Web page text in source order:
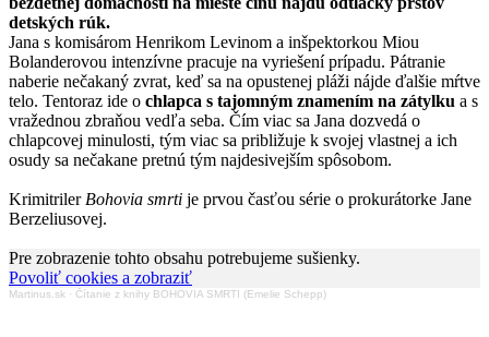
detských rúk.
Jana s komisárom Henrikom Levinom a inšpektorkou Miou
Bolanderovou intenzívne pracuje na vyriešení prípadu. Pátranie
naberie nečakaný zvrat, keď sa na opustenej pláži nájde ďalšie mŕtve
telo. Tentoraz ide o chlapca s tajomným znamením na zátylku a s
vražednou zbraňou vedľa seba. Čím viac sa Jana dozvedá o
chlapcovej minulosti, tým viac sa približuje k svojej vlastnej a ich
osudy sa nečakane pretnú tým najdesivejším spôsobom.
Krimitriler Bohovia smrti je prvou časťou série o prokurátorke Jane
Berzeliusovej.
Pre zobrazenie tohto obsahu potrebujeme sušienky.
Povoliť cookies a zobraziť
Martinus.sk · Čítanie z knihy BOHOVIA SMRTI (Emelie Schepp)